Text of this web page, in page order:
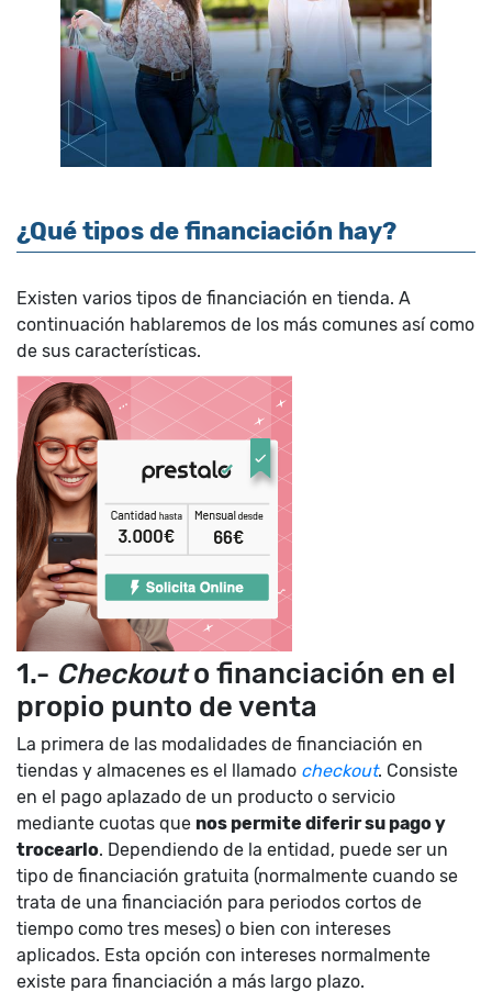
¿Qué tipos de financiación hay?
Existen varios tipos de financiación en tienda. A
continuación hablaremos de los más comunes así como
de sus características.
1.- Checkouto financiación en el
propio punto de venta
La primera de las modalidades de financiación en
tiendas y almacenes es el llamado checkout. Consiste
en el pago aplazado de un producto o servicio
mediante cuotas que nos permite diferir su pago y
trocearlo. Dependiendo de la entidad, puede ser un
tipo de financiación gratuita (normalmente cuando se
trata de una financiación para periodos cortos de
tiempo como tres meses) o bien con intereses
aplicados. Esta opción con intereses normalmente
existe para financiación a más largo plazo.